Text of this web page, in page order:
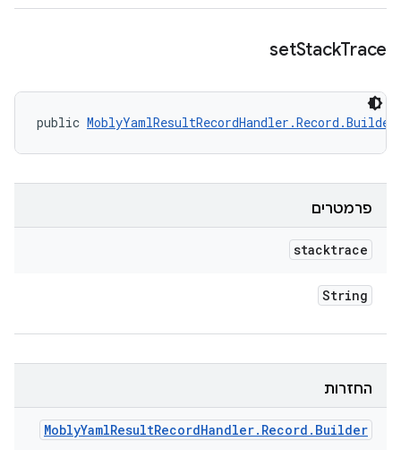
setStackTrace
public MoblyYamlResultRecordHandler.Record.Builder
פרמטרים
stacktrace
String
החזרות
MoblyYamlResultRecordHandler. Record . Builder